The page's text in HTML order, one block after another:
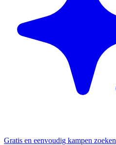
Gratis en eenvoudig kampen zoeken